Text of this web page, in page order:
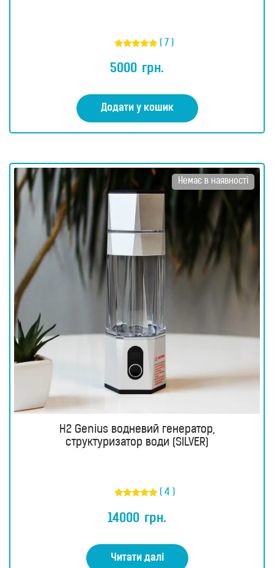
5.00
з 5
( 7 )
5000 грн.
Додати у кошик
Немає в наявності
H2 Genius водневий генератор,
структуризатор води (SILVER)
5.00
з 5
( 4 )
14000 грн.
Читати далі